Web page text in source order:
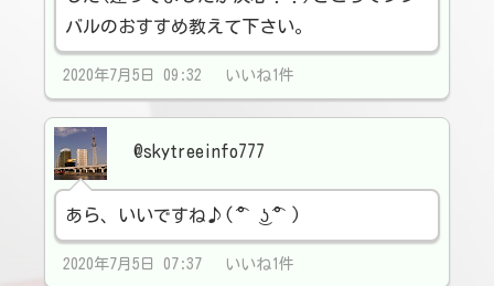
バルのおすすめ教えて下さい。
2020年7月5日 09:32 いいね1件
@skytreeinfo777
あら、いいですね♪( ͡° ͜ʖ ͡°)
2020年7月5日 07:37 いいね1件